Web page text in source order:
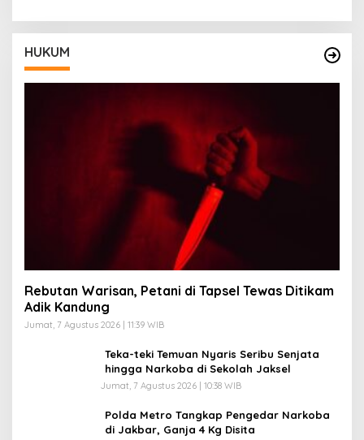
HUKUM
Rebutan Warisan, Petani di Tapsel Tewas Ditikam
Adik Kandung
Jumat, 7 Agustus 2026 | 11:39 WIB
Teka-teki Temuan Nyaris Seribu Senjata
hingga Narkoba di Sekolah Jaksel
Jumat, 7 Agustus 2026 | 10:38 WIB
Polda Metro Tangkap Pengedar Narkoba
di Jakbar, Ganja 4 Kg Disita